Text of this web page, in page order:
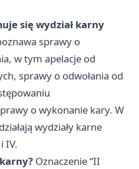
się wydział karny
sprawy o
w tym apelacje od
sprawy o odwołania od
o wykonanie kary. W
wydziały karne
IV.
Oznaczenie “II